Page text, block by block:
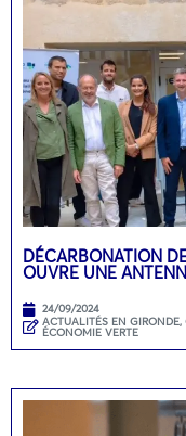
DÉCARBONATION
OUVRE UNE
24/09/2024
ACTUALITÉS EN GIRONDE,
ÉCONOMIE VERTE